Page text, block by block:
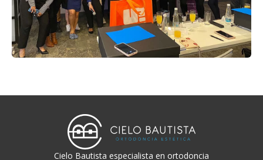
Cielo Bautista especialista en ortodoncia